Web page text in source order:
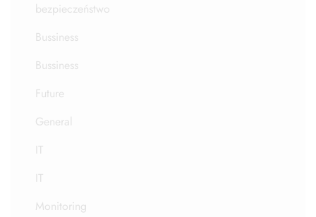
bezpieczeństwo
Bussiness
Bussiness
Future
General
IT
IT
Monitoring